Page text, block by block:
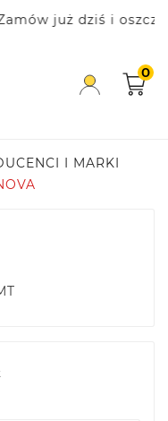
już dziś i
0
I MARKI